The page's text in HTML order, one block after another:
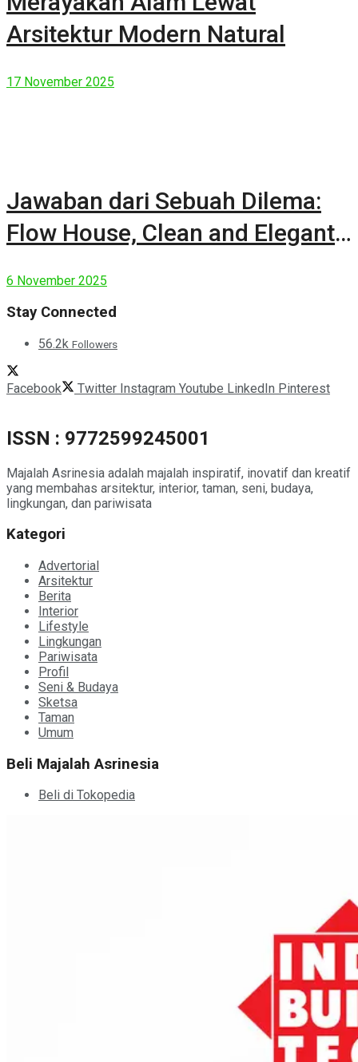
Arsitektur Modern Natural
17 November 2025
Jawaban dari Sebuah Dilema:
Flow House, Clean and Elegant
6 November 2025
Stay Connected
56.2k Followers
Facebook Twitter Instagram Youtube LinkedIn Pinterest
ISSN : 9772599245001
Majalah Asrinesia adalah majalah inspiratif, inovatif dan kreatif
yang membahas arsitektur, interior, taman, seni, budaya,
lingkungan, dan pariwisata
Kategori
Advertorial
Arsitektur
Berita
Interior
Lifestyle
Lingkungan
Pariwisata
Profil
Seni & Budaya
Sketsa
Taman
Umum
Beli Majalah Asrinesia
Beli di Tokopedia